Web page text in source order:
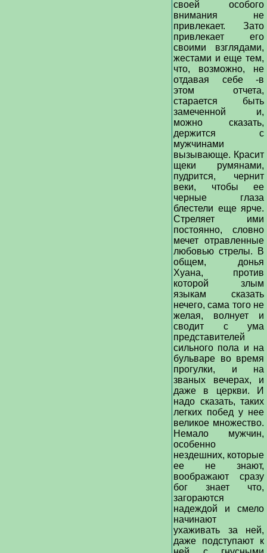
своей особого
внимания не
привлекает. Зато
привлекает его
своими взглядами,
жестами и еще тем,
что, возможно, не
отдавая себе -в
этом отчета,
старается быть
замеченной и,
можно сказать,
держится с
мужчинами
вызывающе. Красит
щеки румянами,
пудрится, чернит
веки, чтобы ее
черные глаза
блестели еще ярче.
Стреляет ими
постоянно, словно
мечет отравленные
любовью стрелы. В
общем, донья
Хуана, против
которой злым
языкам сказать
нечего, сама того не
желая, волнует и
сводит с ума
представителей
сильного пола и на
бульваре во время
прогулки, и на
званых вечерах, и
даже в церкви. И
надо сказать, таких
легких побед у нее
великое множество.
Немало мужчин,
особенно
нездешних, которые
ее не знают,
воображают сразу
бог знает что,
загораются
надеждой и смело
начинают
ухаживать за ней,
даже подступают к